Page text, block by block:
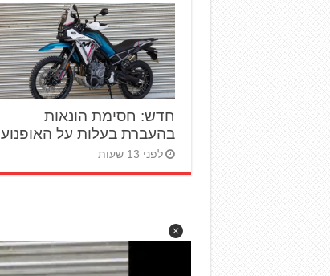
חדש: חסימת הונאות
בהעברת בעלות על האופנוע
לפני 13 שעות